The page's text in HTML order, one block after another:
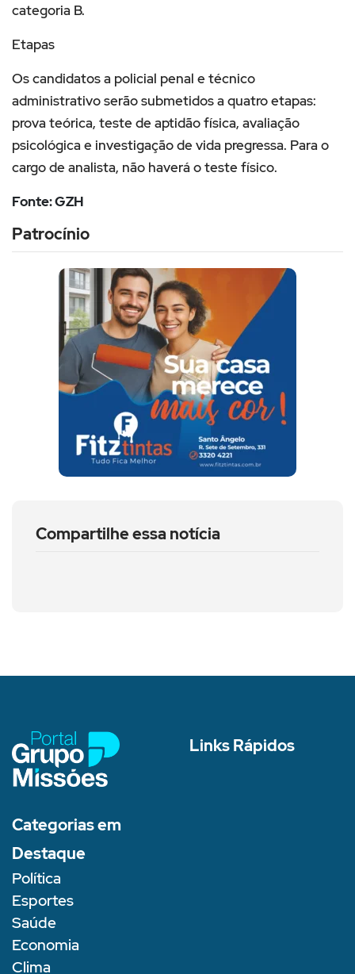
categoria B.
Etapas
Os candidatos a policial penal e técnico
administrativo serão submetidos a quatro etapas:
prova teórica, teste de aptidão física, avaliação
psicológica e investigação de vida pregressa. Para o
cargo de analista, não haverá o teste físico.
Fonte: GZH
Patrocínio
Compartilhe essa notícia
Links Rápidos
Categorias em
Destaque
Política
Esportes
Saúde
Economia
Clima